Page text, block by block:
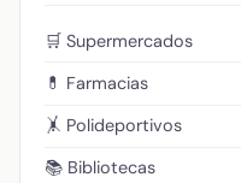
🛒 Supermercados
💊 Farmacias
🤸 Polideportivos
📚 Bibliotecas